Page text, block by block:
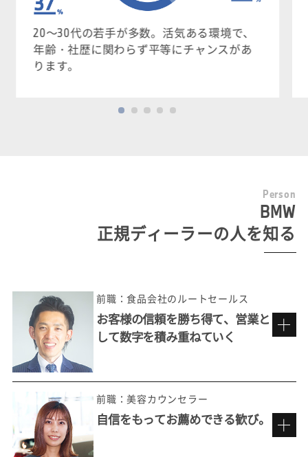
20～30代の若手が多数。活気ある環境で、
年齢・社歴に関わらず平等にチャンスがあ
ります。
Person
BMW
正規ディーラーの人を知る
前職：食品会社のルートセールス
お客様の信頼を勝ち得て、営業と
して数字を積み重ねていく
多彩なお客様の価値観に触れる楽しさ
前職：美容カウンセラー
自信をもってお薦めできる歓び。